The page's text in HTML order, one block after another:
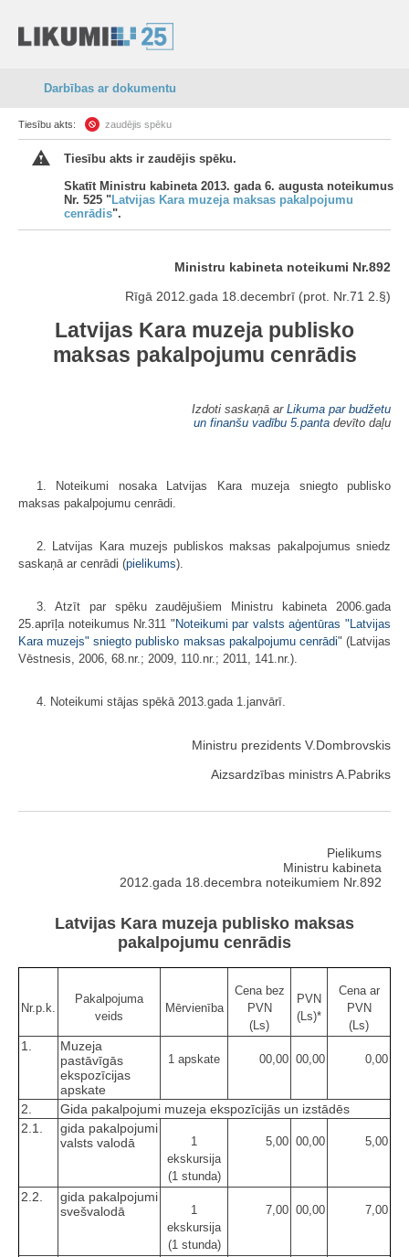
Darbības ar dokumentu
Tiesību akts: zaudējis spēku
Tiesību akts ir zaudējis spēku.
Skatīt Ministru kabineta 2013. gada 6. augusta noteikumus
Nr. 525 "Latvijas Kara muzeja maksas pakalpojumu
cenrādis".
Ministru kabineta noteikumi Nr.892
Rīgā 2012.gada 18.decembrī (prot. Nr.71 2.§)
Latvijas Kara muzeja publisko
maksas pakalpojumu cenrādis
Izdoti saskaņā ar Likuma par budžetu
un finanšu vadību 5.panta devīto daļu
1. Noteikumi nosaka Latvijas Kara muzeja sniegto publisko
maksas pakalpojumu cenrādi.
2. Latvijas Kara muzejs publiskos maksas pakalpojumus sniedz
saskaņā ar cenrādi (pielikums).
3. Atzīt par spēku zaudējušiem Ministru kabineta 2006.gada
25.aprīļa noteikumus Nr.311 "Noteikumi par valsts aģentūras "Latvijas
Kara muzejs" sniegto publisko maksas pakalpojumu cenrādi" (Latvijas
Vēstnesis, 2006, 68.nr.; 2009, 110.nr.; 2011, 141.nr.).
4. Noteikumi stājas spēkā 2013.gada 1.janvārī.
Ministru prezidents V.Dombrovskis
Aizsardzības ministrs A.Pabriks
Pielikums
Ministru kabineta
2012.gada 18.decembra noteikumiem Nr.892
Latvijas Kara muzeja publisko maksas
pakalpojumu cenrādis
Nr.p.k.
Pakalpojuma
veids
Mērvienība
Cena bez
PVN
(Ls)
PVN
(Ls)*
Cena ar
PVN
(Ls)
1.
Muzeja
pastāvīgās
ekspozīcijas
apskate
1 apskate 00,00 00,00 0,00
2.
Gida pakalpojumi muzeja ekspozīcijās un izstādēs
2.1.
gida pakalpojumi
valsts valodā
1
ekskursija
(1 stunda)
5,00 00,00 5,00
2.2.
gida pakalpojumi
svešvalodā
1
ekskursija
(1 stunda)
7,00 00,00 7,00